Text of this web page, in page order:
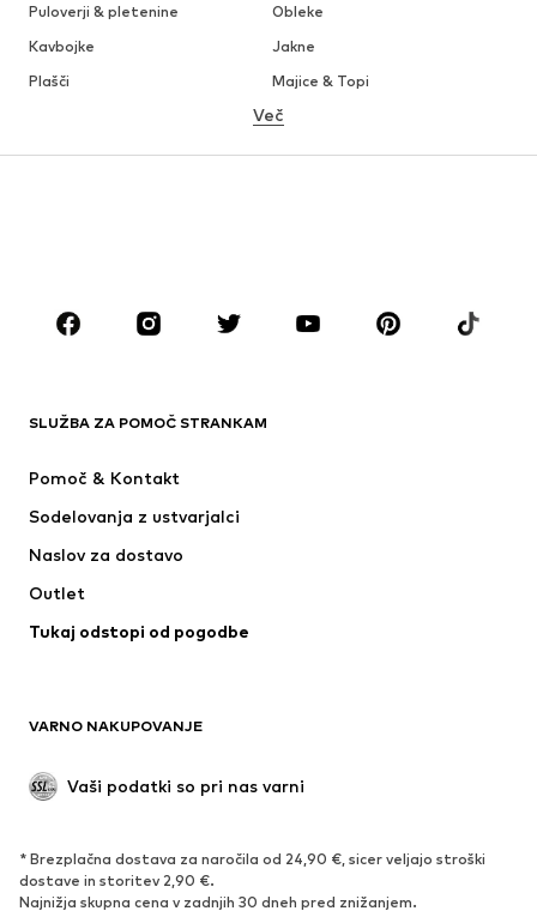
Puloverji & pletenine
Obleke
Kavbojke
Jakne
Plašči
Majice & Topi
Perilo
Krila
Bluze & Tunike
Dodatki
Premium
Novo
Perilo
Plašči
Kopalke & Kopalna moda
'Upcycling'
Novo
Več
SLUŽBA ZA POMOČ STRANKAM
Pomoč & Kontakt
Sodelovanja z ustvarjalci
Naslov za dostavo
Outlet
Tukaj odstopi od pogodbe
VARNO NAKUPOVANJE
Vaši podatki so pri nas varni
* Brezplačna dostava za naročila od 24,90 €, sicer veljajo stroški
dostave in storitev 2,90 €.
Najnižja skupna cena v zadnjih 30 dneh pred znižanjem.